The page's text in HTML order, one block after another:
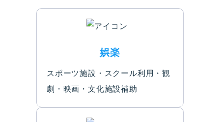
娯楽
スポーツ施設・スクール利用・観
劇・映画・文化施設補助